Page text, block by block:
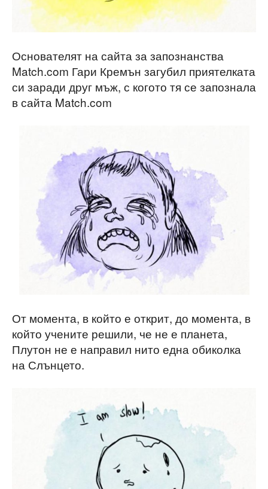
Основателят на сайта за запознанства
Match.com Гари Кремън загубил приятелката
си заради друг мъж, с когото тя се запознала
в сайта Match.com
От момента, в който е открит, до момента, в
който учените решили, че не е планета,
Плутон не е направил нито една обиколка
на Слънцето.